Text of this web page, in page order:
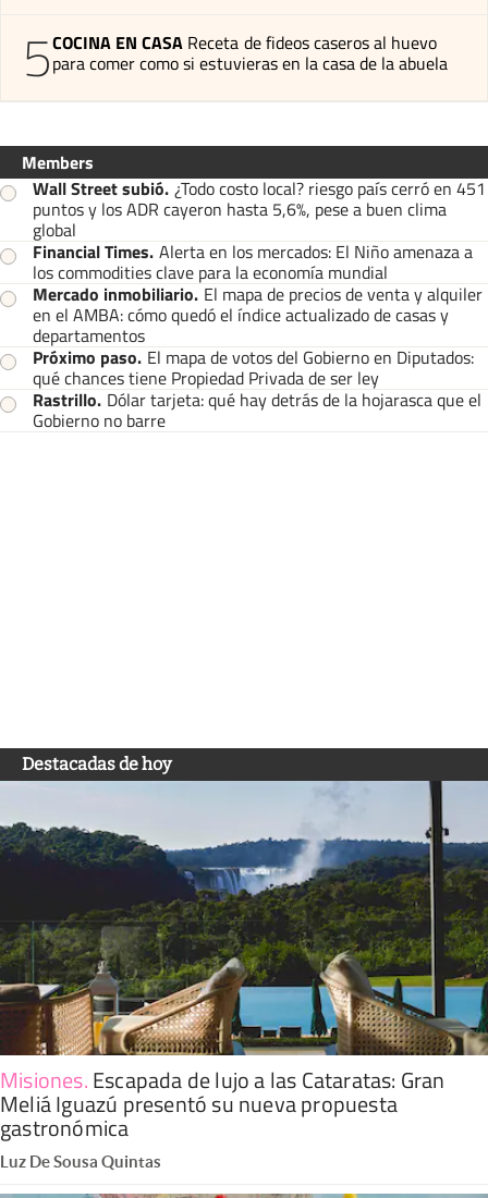
5COCINA EN CASA Receta de fideos caseros al huevo
para comer como si estuvieras en la casa de la abuela
Members
Wall Street subió. ¿Todo costo local? riesgo país cerró en 451
puntos y los ADR cayeron hasta 5,6%, pese a buen clima
global
Financial Times. Alerta en los mercados: El Niño amenaza a
los commodities clave para la economía mundial
Mercado inmobiliario. El mapa de precios de venta y alquiler
en el AMBA: cómo quedó el índice actualizado de casas y
departamentos
Próximo paso. El mapa de votos del Gobierno en Diputados:
qué chances tiene Propiedad Privada de ser ley
Rastrillo. Dólar tarjeta: qué hay detrás de la hojarasca que el
Gobierno no barre
Destacadas de hoy
Misiones.Escapada de lujo a las Cataratas: Gran
Meliá Iguazú presentó su nueva propuesta
gastronómica
Luz De Sousa Quintas